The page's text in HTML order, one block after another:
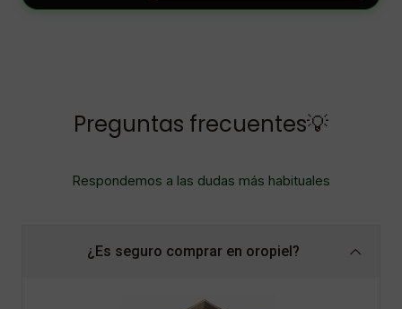
Preguntas frecuentes💡
Respondemos a las dudas más habituales
¿Es seguro comprar en oropiel?